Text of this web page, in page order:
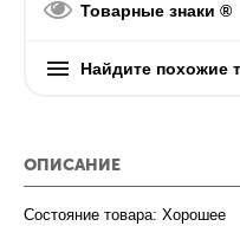
Товарные знаки ®
Найдите похожие
ОПИСАНИЕ
Состояние товара: Хорошее